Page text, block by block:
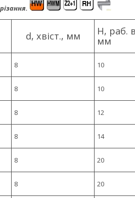
d, хвіст., мм
H, раб.
мм
8 10
8 10
8 12
8 14
8 20
8 20